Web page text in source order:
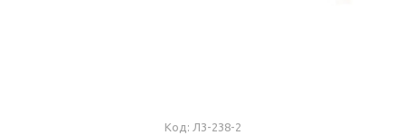
Код: Л3-238-2